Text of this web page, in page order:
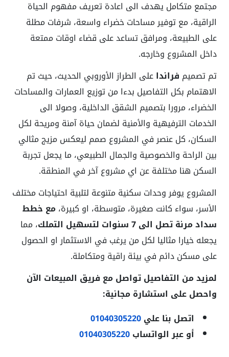
مجتمع متكامل يهدف الى اعادة تعريف مفهوم الحياة
الراقية، مع توفير مساحات خضراء واسعة، شرفات مطلة
على الطبيعة، ومرافق تساعد على قضاء اوقات ممتعة
داخل المشروع وخارجه.
تم تصميم فرانداعلى الطراز الأوروبي الحديث، حيث تم
الاهتمام بكل التفاصيل بدءا من توزيع العمارات والمساحات
الخضراء، مرورا بتصميم الشقق الداخلية، وصولا الى
الخدمات الترفيهية والأمنية لضمان حياة آمنة ومريحة لكل
السكان، كل عنصر في المشروع صمم ليعكس مزيج مثالي
بين الراحة والخصوصية والجمال الطبيعي، ما يجعل تجربة
السكن هنا مختلفة عن اي مشروع آخر في المنطقة.
المشروع يوفر وحدات سكنية متنوعة لتلبية احتياجات مختلف
الأسر، سواء كانت صغيرة، متوسطة، او كبيرة،مع خطط
سداد مرنة تصل الى 7 سنوات لتسهيل التملك
، مما
يجعله خيارا مثاليا لكل من يرغب في الاستثمار او الحصول
على مسكن دائم في بيئة راقية ومتكاملة.
لمزيد من التفاصيل تواصل مع فريق المبيعات الآن
واحصل على استشارة مجانية:
اتصل بنا علي01040305220
أو عبر الواتساب01040305220